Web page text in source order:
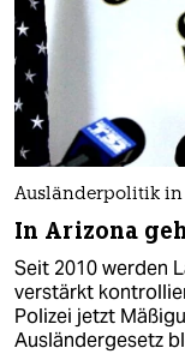
Ausländerpolitik in
In Arizona
Seit 2010 werden
verstärkt
Polizei jetzt
Ausländergesetz